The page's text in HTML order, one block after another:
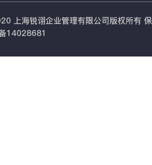
上海锐诩企业管理有限公司版权所有
14028681